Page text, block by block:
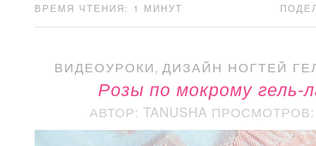
ВРЕМЯ ЧТЕНИЯ: 1 МИНУТ
ВИДЕОУРОКИ,ДИЗАЙН НОГТЕЙ
Розы по мокрому гель-
АВТОР: TANUSHA ПРОСМОТРОВ: